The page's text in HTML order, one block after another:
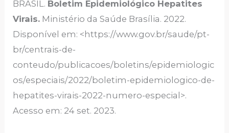
BRASIL. Boletim Epidemiológico Hepatites
Virais. Ministério da Saúde Brasília. 2022.
Disponível em: <https://www.gov.br/saude/pt-
br/centrais-de-
conteudo/publicacoes/boletins/epidemiologic
os/especiais/2022/boletim-epidemiologico-de-
hepatites-virais-2022-numero-especial>.
Acesso em: 24 set. 2023.